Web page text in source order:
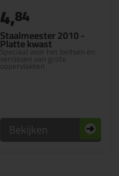
Staalmeester 2010 -
Platte kwast
Speciaal voor het beitsen en
vernissen van grote
oppervlakken
4,84
Bekijken